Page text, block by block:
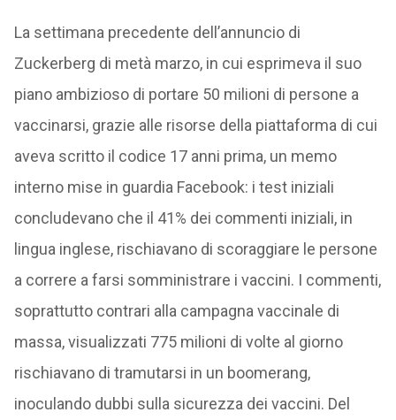
La settimana precedente dell’annuncio di
Zuckerberg di metà marzo, in cui esprimeva il suo
piano ambizioso di portare 50 milioni di persone a
vaccinarsi, grazie alle risorse della piattaforma di cui
aveva scritto il codice 17 anni prima, un memo
interno mise in guardia Facebook: i test iniziali
concludevano che il 41% dei commenti iniziali, in
lingua inglese, rischiavano di scoraggiare le persone
a correre a farsi somministrare i vaccini. I commenti,
soprattutto contrari alla campagna vaccinale di
massa, visualizzati 775 milioni di volte al giorno
rischiavano di tramutarsi in un boomerang,
inoculando dubbi sulla sicurezza dei vaccini. Del